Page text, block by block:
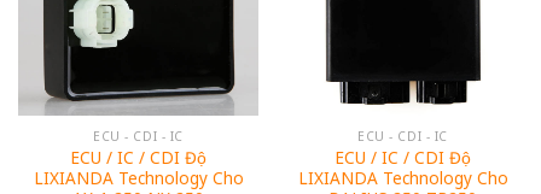
ECU - CDI - IC
ECU / IC / CDI Độ
LIXIANDA Technology Cho
ECU - CDI - IC
ECU / IC / CDI Độ
LIXIANDA Technology Cho